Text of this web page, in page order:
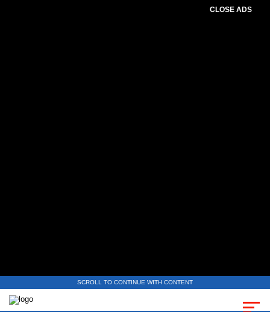
CLOSE ADS
SCROLL TO CONTINUE WITH CONTENT